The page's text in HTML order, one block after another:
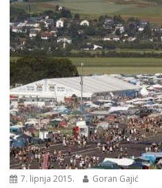
7. lipnja 2015. Goran Gajić